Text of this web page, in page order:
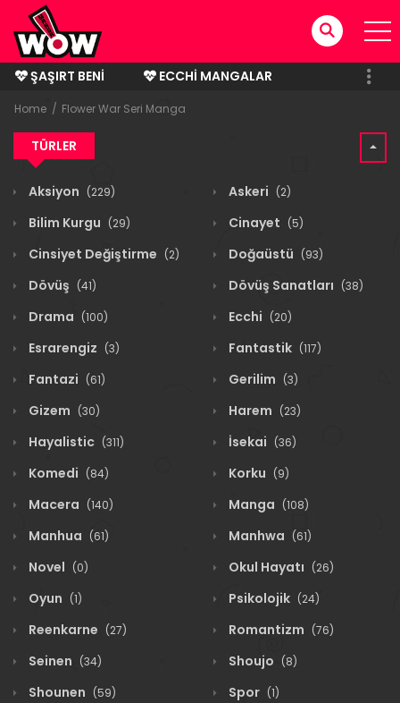
ŞAŞIRT BENI
ECCHI MANGALAR
BITMIŞ MANGALAR
Home Flower War Seri Manga
TÜRLER
Aksiyon (229) Askeri (2)
Bilim Kurgu (29) Cinayet (5)
Cinsiyet Değiştirme (2) Doğaüstü (93)
Dövüş (41) Dövüş Sanatları (38)
Drama (100) Ecchi (20)
Esrarengiz (3) Fantastik (117)
Fantazi (61) Gerilim (3)
Gizem (30) Harem (23)
Hayalistic (311) İsekai (36)
Komedi (84) Korku (9)
Macera (140) Manga (108)
Manhua (61) Manhwa (61)
Novel (0) Okul Hayatı (26)
Oyun (1) Psikolojik (24)
Reenkarne (27) Romantizm (76)
Seinen (34) Shoujo (8)
Shounen (59) Spor (1)